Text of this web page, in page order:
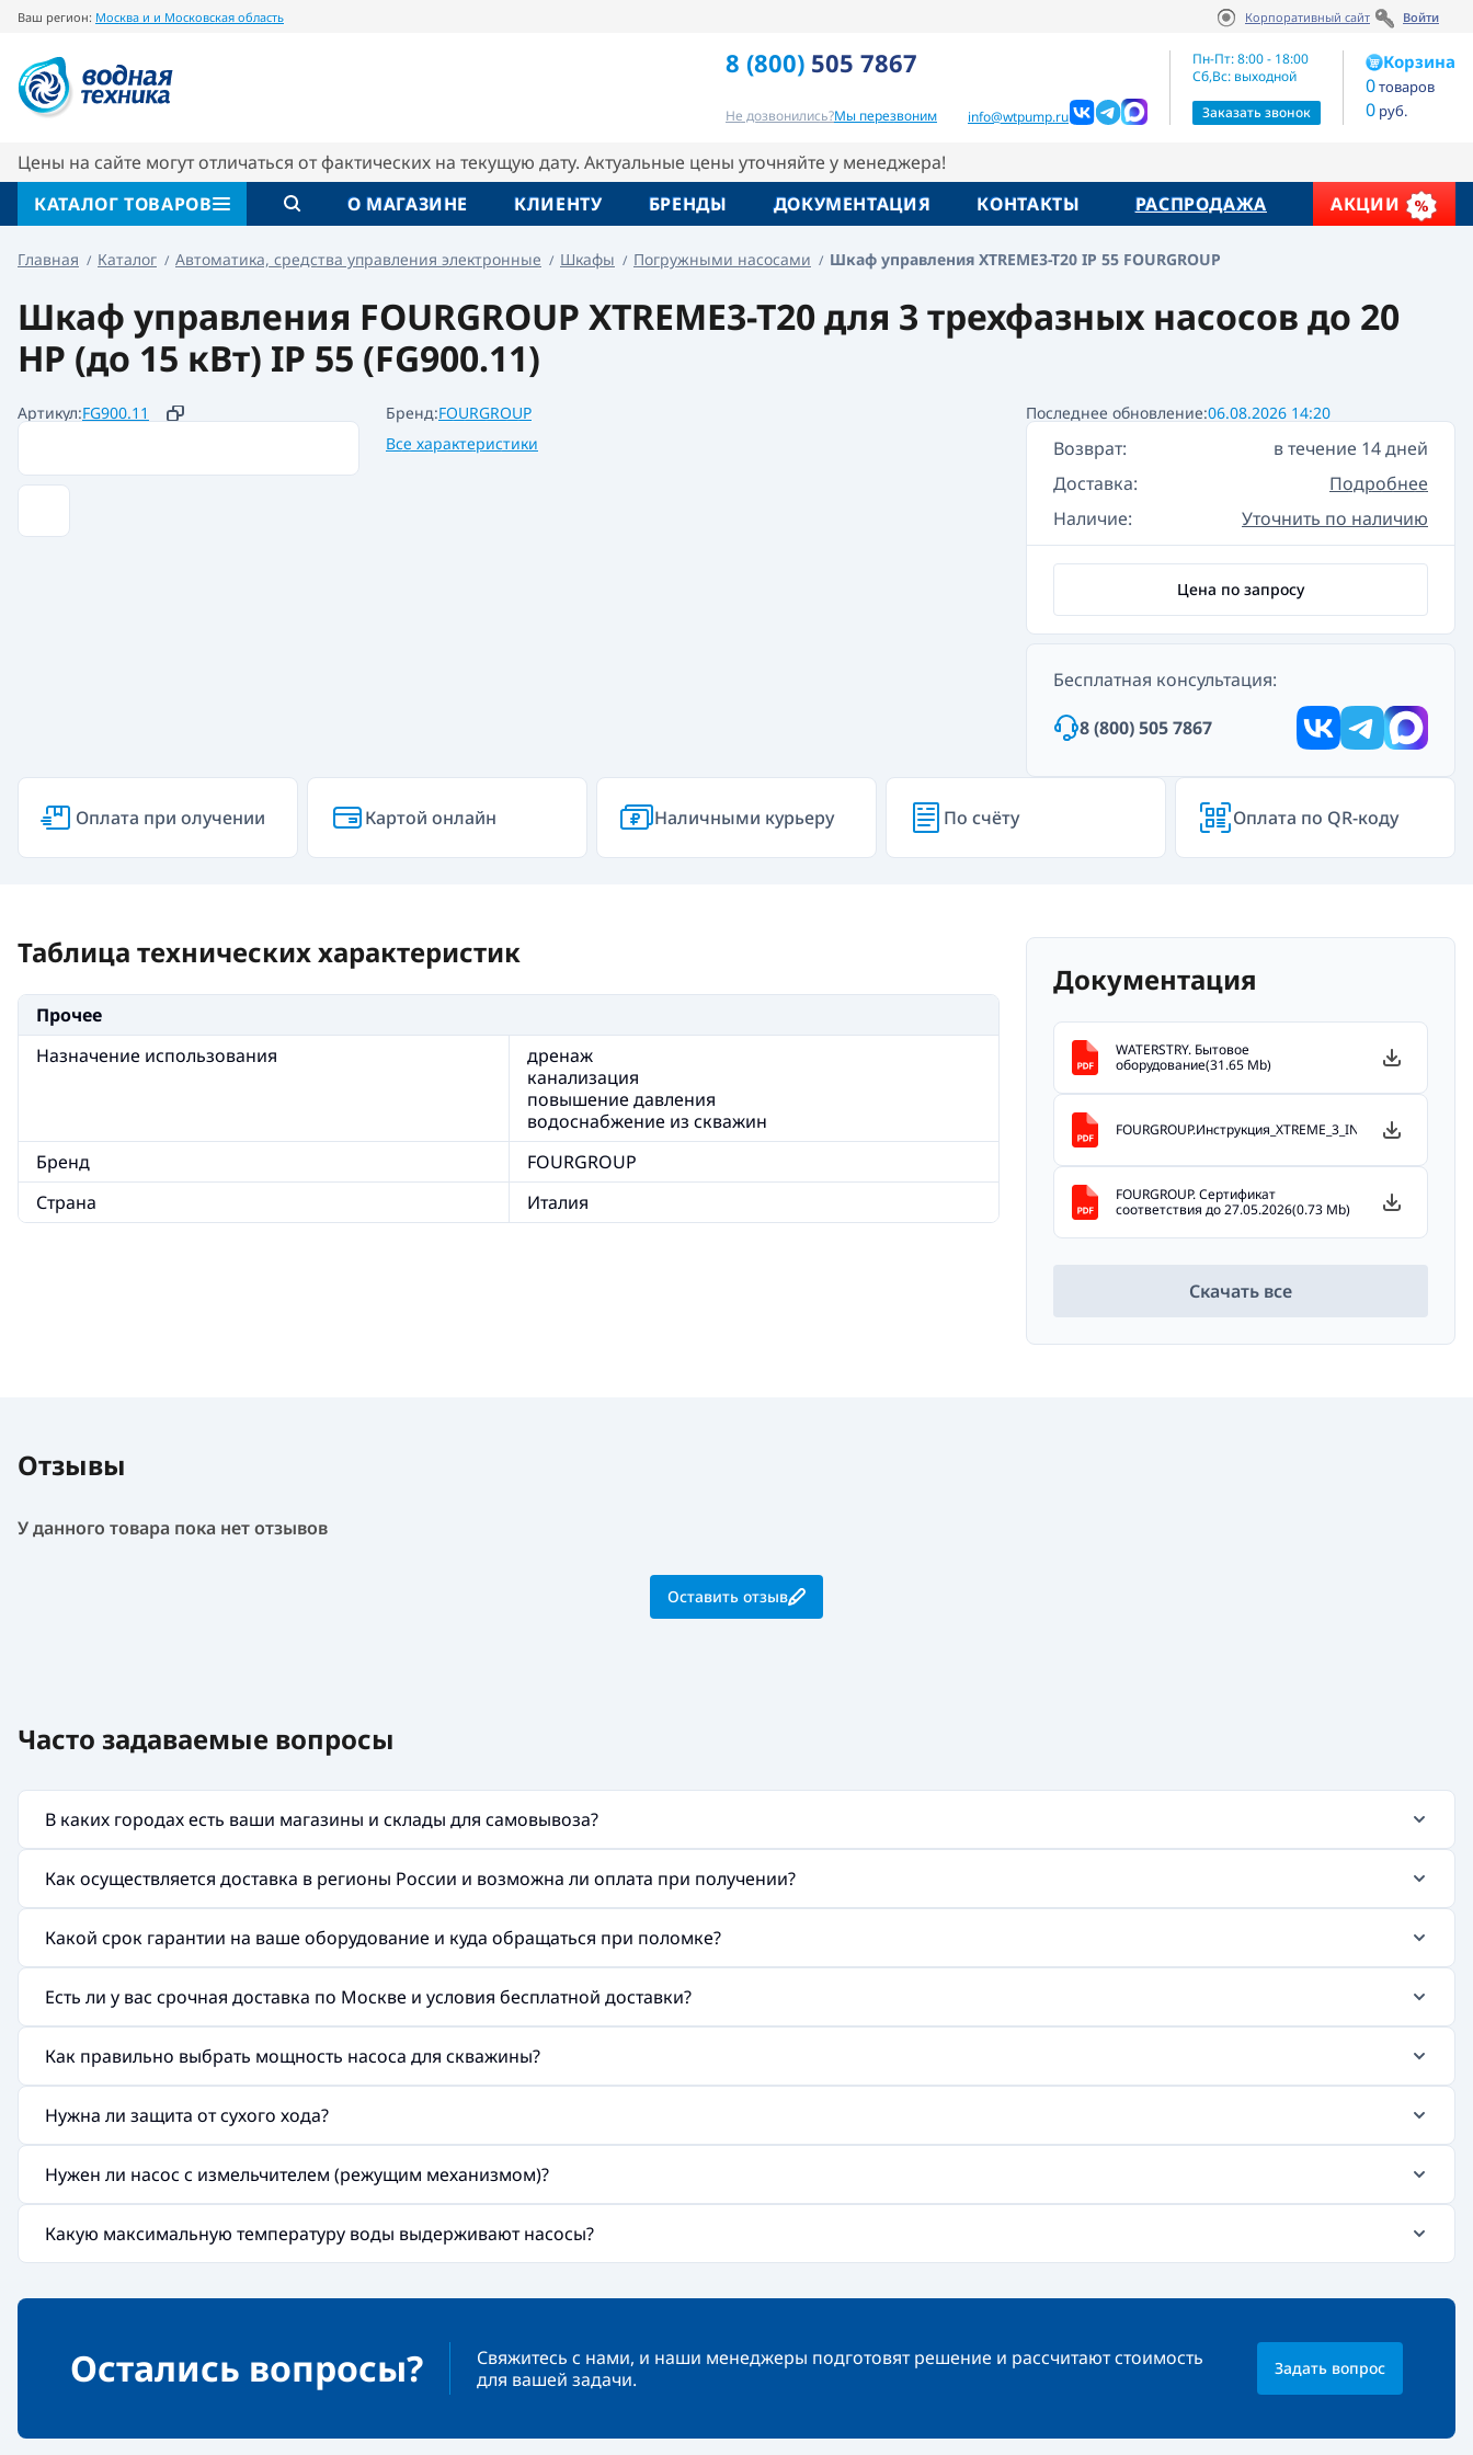
Ваш регион: Москва и и Московская область Корпоративный сайт Войти
8 (800) 505 7867
Не дозвонились?Мы перезвоним info@wtpump.ru
Пн-Пт: 8:00 - 18:00
Сб,Вс: выходной
Заказать звонок
Корзина
0товаров
0 руб.
Цены на сайте могут отличаться от фактических на текущую дату. Актуальные цены уточняйте у менеджера!
КАТАЛОГ ТОВАРОВ
О МАГАЗИНЕ КЛИЕНТУ БРЕНДЫ ДОКУМЕНТАЦИЯ КОНТАКТЫ РАСПРОДАЖА АКЦИИ
Главная Каталог Автоматика, средства управления электронные Шкафы Погружными насосами Шкаф управления XTREME3-T20 IP 55 FOURGROUP
Шкаф управления FOURGROUP XTREME3-T20 для 3 трехфазных насосов до 20
HP (до 15 кВт) IP 55 (FG900.11)
Артикул:FG900.11 Бренд:FOURGROUP Последнее обновление:06.08.2026 14:20
Все характеристики
Возврат:
в течение 14 дней
Доставка:
Подробнее
Наличие:
Уточнить по наличию
Цена по запросу
Бесплатная консультация:
8 (800) 505 7867
Оплата при олучении Картой онлайн Наличными курьеру По счёту Оплата по QR-коду
Характеристики Похожие товары
Таблица технических характеристик
Прочее
Назначение использования
дренаж
канализация
повышение давления
водоснабжение из скважин
Бренд
FOURGROUP
Страна
Италия
Документация
WATERSTRY. Бытовое
оборудование(31.65 Mb)
FOURGROUP. Сертификат
соответствия до 27.05.2026(0.73 Mb)
Скачать все
Отзывы
У данного товара пока нет отзывов
Оставить отзыв
Часто задаваемые вопросы
В каких городах есть ваши магазины и склады для самовывоза?
Как осуществляется доставка в регионы России и возможна ли оплата при получении?
Какой срок гарантии на ваше оборудование и куда обращаться при поломке?
Есть ли у вас срочная доставка по Москве и условия бесплатной доставки?
Как правильно выбрать мощность насоса для скважины?
Нужна ли защита от сухого хода?
Нужен ли насос с измельчителем (режущим механизмом)?
Какую максимальную температуру воды выдерживают насосы?
Остались вопросы?
Свяжитесь с нами, и наши менеджеры подготовят решение и рассчитают стоимость
для вашей задачи.
Задать вопрос